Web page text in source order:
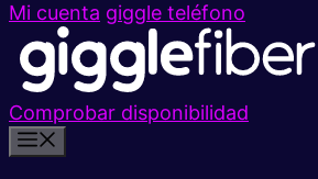
Mi cuenta giggle teléfono
Comprobar disponibilidad